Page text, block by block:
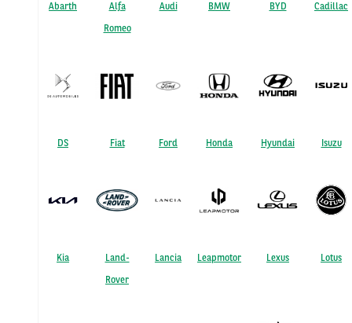
Abarth
Alfa
Romeo
Audi BMW BYD Cadillac
DS Fiat Ford Honda Hyundai Isuzu
Kia
Land-
Rover
Lancia Leapmotor Lexus Lotus